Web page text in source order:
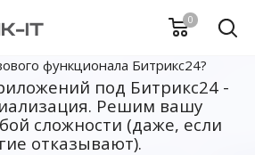
0
функционала Битрикс24?
под Битрикс24 -
Решим вашу
сложности (даже, если
отказывают).